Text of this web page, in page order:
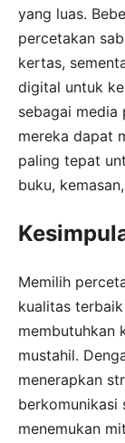
yang luas.
percetakan
kertas,
digital untuk
sebagai media
mereka dapat
paling tepat
buku,
Memilih
kualitas
membutuhkan
mustahil.
menerapkan
berkomunikasi
menemukan